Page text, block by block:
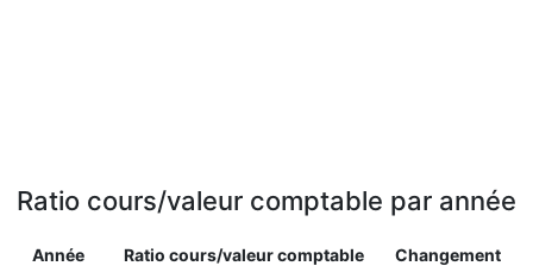
Ratio cours/valeur comptable par année
Année Ratio cours/valeur comptable Changement